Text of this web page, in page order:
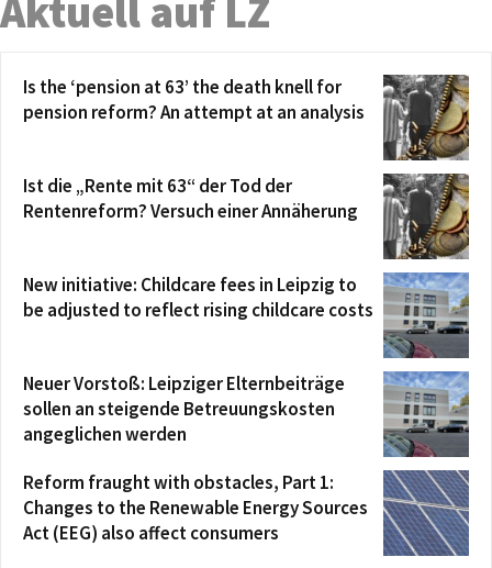
Aktuell auf LZ
Is the ‘pension at 63’ the death knell for
pension reform? An attempt at an analysis
Ist die „Rente mit 63“ der Tod der
Rentenreform? Versuch einer Annäherung
New initiative: Childcare fees in Leipzig to
be adjusted to reflect rising childcare costs
Neuer Vorstoß: Leipziger Elternbeiträge
sollen an steigende Betreuungskosten
angeglichen werden
Reform fraught with obstacles, Part 1:
Changes to the Renewable Energy Sources
Act (EEG) also affect consumers